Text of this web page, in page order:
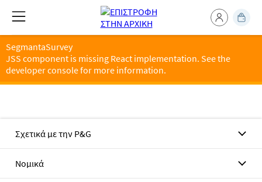
SegmantaSurvey
JSS component is missing React implementation. See the
developer console for more information.
Σχετικά με την P&G
Νομικά